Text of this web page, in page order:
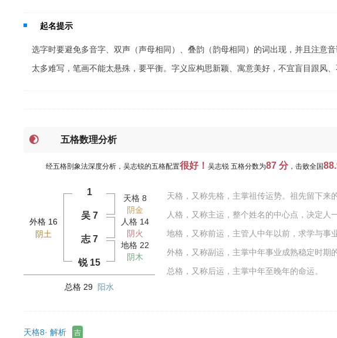
起名提示
选字时要避免多音字、双声（声母相同）、叠韵（韵母相同）的词出现，并且注意
太多难写，笔画不能太悬殊，要平衡。字义应构思新颖、寓意美好，不宜盲目跟风
五格数理分析
经五格剖象法深度分析，吴志锐的五格配置很好！ 吴志锐 五格分数为87 分，击败全国
外格 16
阴土
1
吴 7
志 7
锐 15
天格 8
阴金
人格 14
阴火
地格 22
阴木
总格 29 阳水
天格，又称先格，主掌祖传运势。祖先留下来
人格，又称主运，整个姓名的中心点，决定人
地格，又称前运，主管人中年以前，求学与事
外格，又称副运，主掌中年事业成熟稳定时期
总格，又称后运，主掌中年至晚年的命运。
天格8· 解析 吉